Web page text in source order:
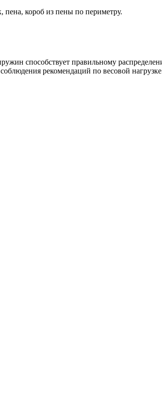
короб из пены по периметру.
способствует правильному
рекомендаций по весовой